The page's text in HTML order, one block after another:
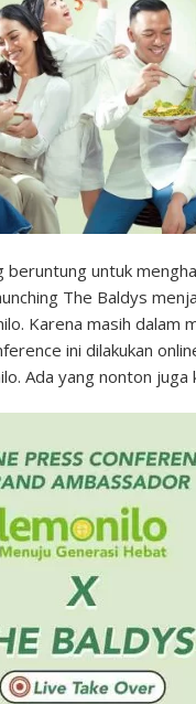
beruntung untuk
The Baldys
Karena masih dalam
ini dilakukan
Ada yang nonton juga